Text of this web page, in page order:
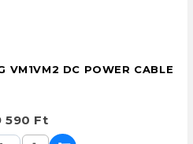
VM1VM2 DC POWER CABLE
590 Ft